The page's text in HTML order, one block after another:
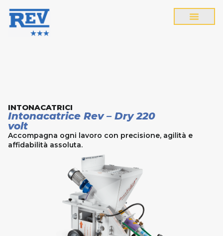
INTONACATRICI
Intonacatrice Rev – Dry 220
volt
Accompagna ogni lavoro con precisione, agilità e
affidabilità assoluta.